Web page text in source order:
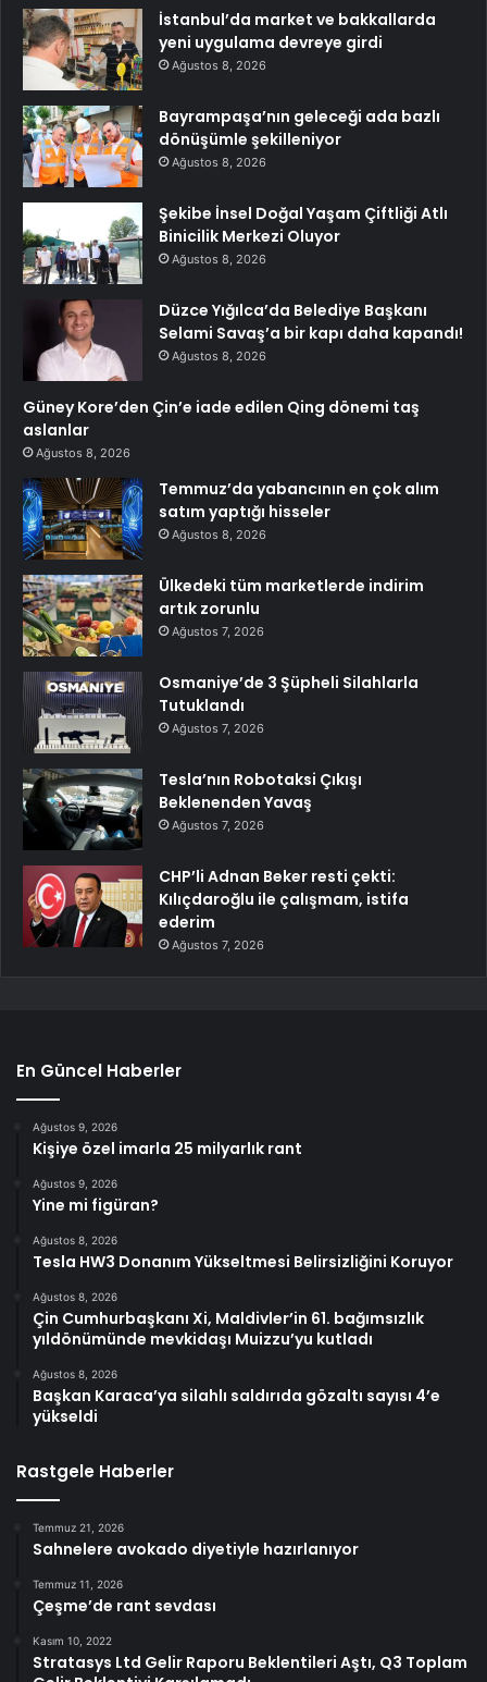
İstanbul’da market ve bakkallarda
yeni uygulama devreye girdi
Ağustos 8, 2026
Bayrampaşa’nın geleceği ada bazlı
dönüşümle şekilleniyor
Ağustos 8, 2026
Şekibe İnsel Doğal Yaşam Çiftliği Atlı
Binicilik Merkezi Oluyor
Ağustos 8, 2026
Düzce Yığılca’da Belediye Başkanı
Selami Savaş’a bir kapı daha kapandı!
Ağustos 8, 2026
Güney Kore’den Çin’e iade edilen Qing dönemi taş
aslanlar
Ağustos 8, 2026
Temmuz’da yabancının en çok alım
satım yaptığı hisseler
Ağustos 8, 2026
Ülkedeki tüm marketlerde indirim
artık zorunlu
Ağustos 7, 2026
Osmaniye’de 3 Şüpheli Silahlarla
Tutuklandı
Ağustos 7, 2026
Tesla’nın Robotaksi Çıkışı
Beklenenden Yavaş
Ağustos 7, 2026
CHP’li Adnan Beker resti çekti:
Kılıçdaroğlu ile çalışmam, istifa
ederim
Ağustos 7, 2026
En Güncel Haberler
Ağustos 9, 2026
Kişiye özel imarla 25 milyarlık rant
Ağustos 9, 2026
Yine mi figüran?
Ağustos 8, 2026
Tesla HW3 Donanım Yükseltmesi Belirsizliğini Koruyor
Ağustos 8, 2026
Çin Cumhurbaşkanı Xi, Maldivler’in 61. bağımsızlık
yıldönümünde mevkidaşı Muizzu’yu kutladı
Ağustos 8, 2026
Başkan Karaca’ya silahlı saldırıda gözaltı sayısı 4’e
yükseldi
Rastgele Haberler
Temmuz 21, 2026
Sahnelere avokado diyetiyle hazırlanıyor
Temmuz 11, 2026
Çeşme’de rant sevdası
Kasım 10, 2022
Stratasys Ltd Gelir Raporu Beklentileri Aştı, Q3 Toplam